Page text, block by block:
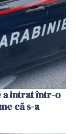
a intrat într-o
că s-a